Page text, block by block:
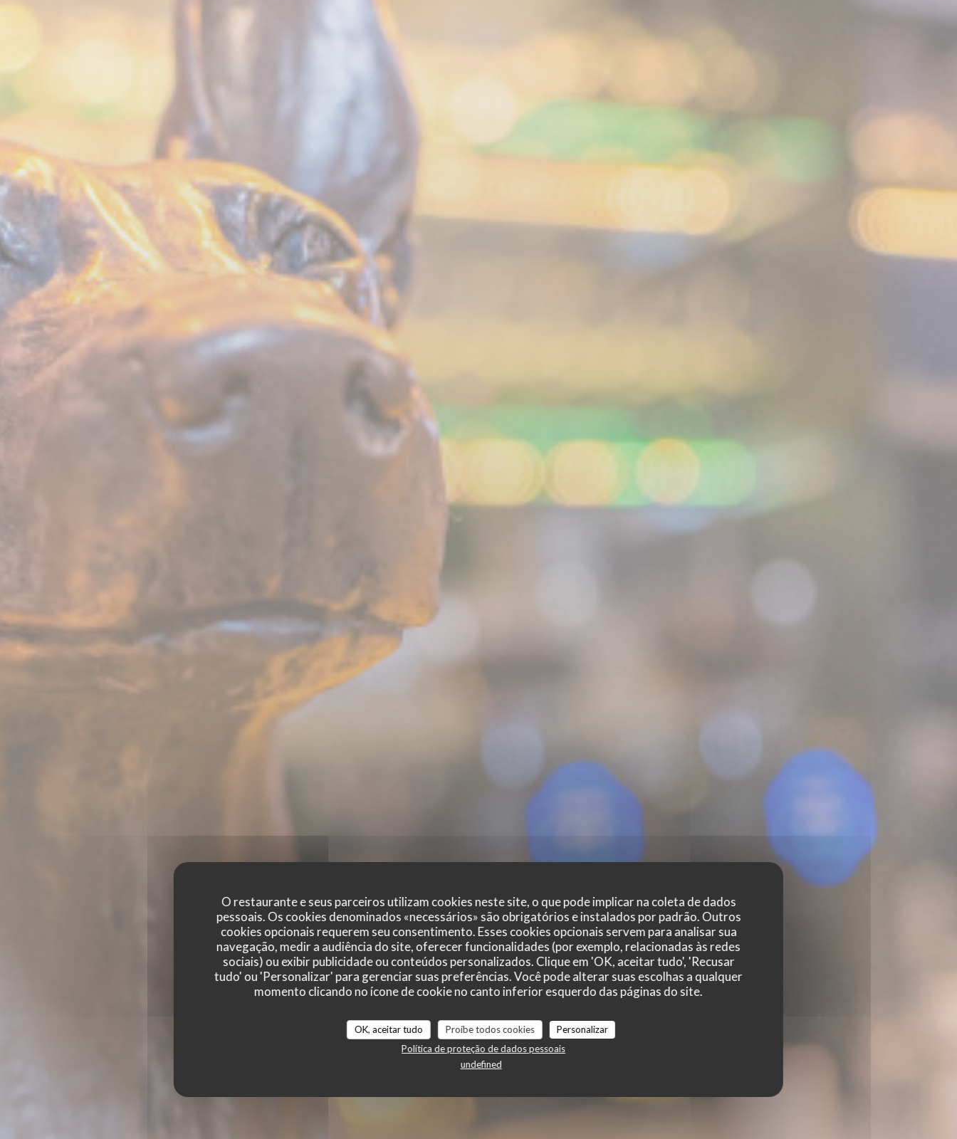
O restaurante e seus parceiros utilizam cookies neste site, o que pode implicar na coleta de dados
pessoais. Os cookies denominados «necessários» são obrigatórios e instalados por padrão. Outros
cookies opcionais requerem seu consentimento. Esses cookies opcionais servem para analisar sua
navegação, medir a audiência do site, oferecer funcionalidades (por exemplo, relacionadas às redes
sociais) ou exibir publicidade ou conteúdos personalizados. Clique em 'OK, aceitar tudo', 'Recusar
tudo' ou 'Personalizar' para gerenciar suas preferências. Você pode alterar suas escolhas a qualquer
momento clicando no ícone de cookie no canto inferior esquerdo das páginas do site.
OK, aceitar tudo Proíbe todos cookies
Personalizar
Política de proteção de dados pessoais
undefined
PODENCO BODEGA |BERTRANGE
RESERVAR UMA MESA